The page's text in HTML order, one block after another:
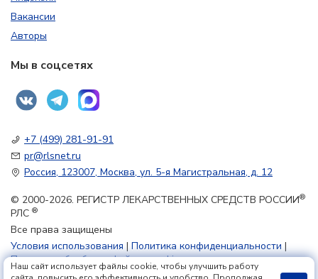
Вакансии
Авторы
Мы в соцсетях
+7 (499) 281-91-91
pr@rlsnet.ru
Россия, 123007, Москва, ул. 5-я Магистральная, д. 12
© 2000-2026. РЕГИСТР ЛЕКАРСТВЕННЫХ СРЕДСТВ РОССИИ®
РЛС ®
Все права защищены
Условия использования | Политика конфиденциальности |
Политика обработки файлов cookie
Наш сайт использует файлы cookie, чтобы улучшить работу